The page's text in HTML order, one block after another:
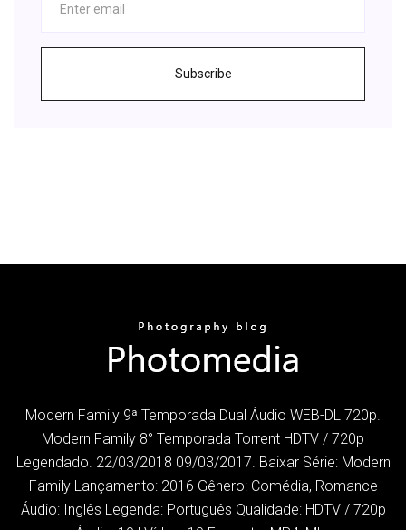
Subscribe
Modern Family 9ª Temporada Dual Áudio WEB-DL 720p.
Modern Family 8° Temporada Torrent HDTV / 720p
Legendado. 22/03/2018 09/03/2017. Baixar Série: Modern
Family Lançamento: 2016 Gênero: Comédia, Romance
Áudio: Inglês Legenda: Português Qualidade: HDTV / 720p